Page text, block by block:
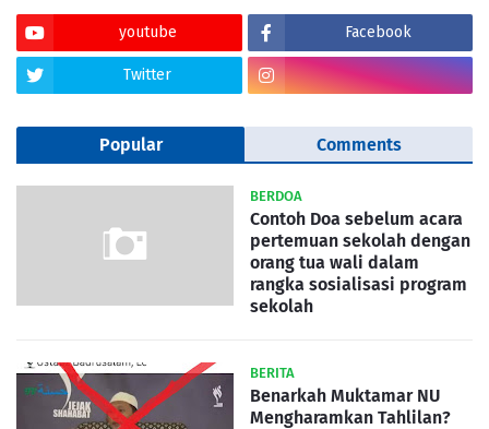
youtube Facebook
Twitter
Popular Comments
BERDOA
Contoh Doa sebelum acara
pertemuan sekolah dengan
orang tua wali dalam
rangka sosialisasi program
sekolah
BERITA
Benarkah Muktamar NU
Mengharamkan Tahlilan?